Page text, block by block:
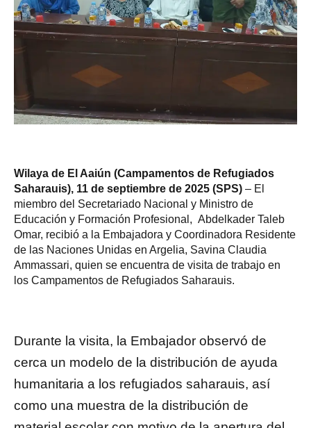
Wilaya de El Aaiún (Campamentos de Refugiados
Saharauis), 11 de septiembre de 2025 (SPS) – El
miembro del Secretariado Nacional y Ministro de
Educación y Formación Profesional, Abdelkader Taleb
Omar, recibió a la Embajadora y Coordinadora Residente
de las Naciones Unidas en Argelia, Savina Claudia
Ammassari, quien se encuentra de visita de trabajo en
los Campamentos de Refugiados Saharauis.
Durante la visita, la Embajador observó de
cerca un modelo de la distribución de ayuda
humanitaria a los refugiados saharauis, así
como una muestra de la distribución de